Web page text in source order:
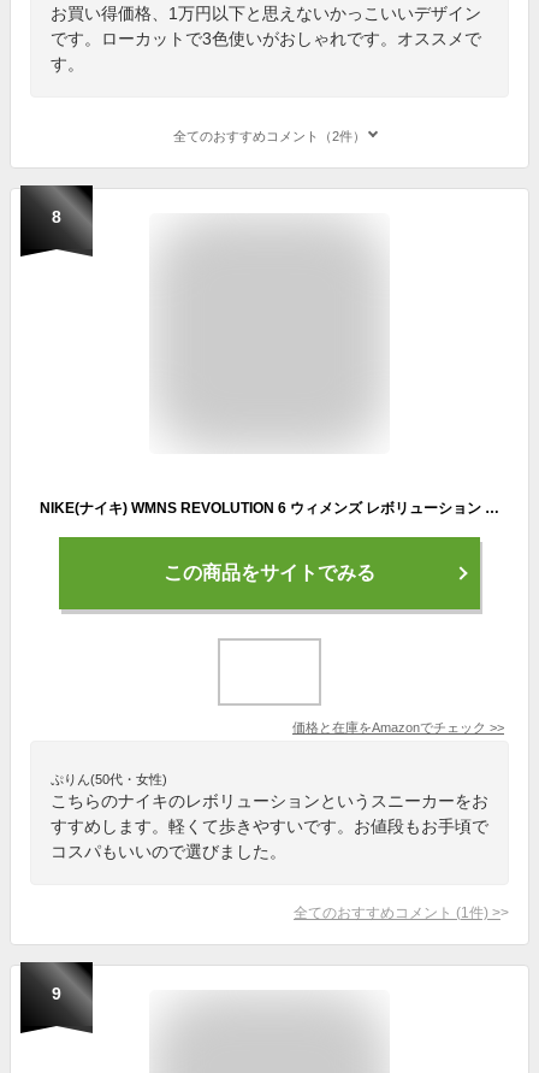
お買い得価格、1万円以下と思えないかっこいいデザイン
です。ローカットで3色使いがおしゃれです。オススメで
す。
全てのおすすめコメント（2件）
8
NIKE(ナイキ) WMNS REVOLUTION 6 ウィメンズ レボリューション 6 DC3729 003 レディーススニーカー 靴 ランニング シューズ ブラック/ホワイト(003)23.5cm
この商品をサイトでみる
価格と在庫をAmazonでチェック >>
ぷりん(50代・女性)
こちらのナイキのレボリューションというスニーカーをお
すすめします。軽くて歩きやすいです。お値段もお手頃で
コスパもいいので選びました。
全てのおすすめコメント (1 件) >
9